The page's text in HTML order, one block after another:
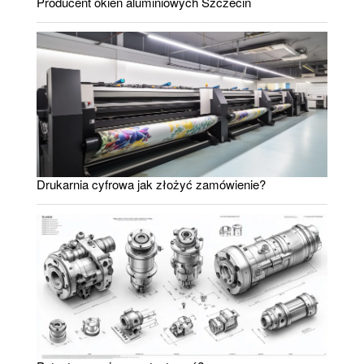
Drukarnia cyfrowa jak złożyć zamówienie?